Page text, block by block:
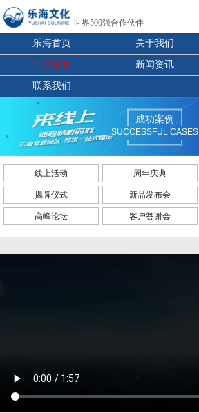
世界500强合作伙伴
乐海首页 关于我们
年会策划 新闻资讯
联系我们
成功案例
SUCCESSFUL CASES
线上活动 周年庆典
揭牌仪式 新品发布会
高峰论坛 客户答谢会